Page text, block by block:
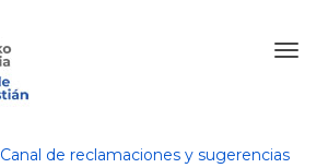
Canal de reclamaciones y sugerencias